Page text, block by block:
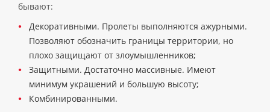
бывают:
Декоративными. Пролеты выполняются ажурными.
Позволяют обозначить границы территории, но
плохо защищают от злоумышленников;
Защитными. Достаточно массивные. Имеют
минимум украшений и большую высоту;
Комбинированными.